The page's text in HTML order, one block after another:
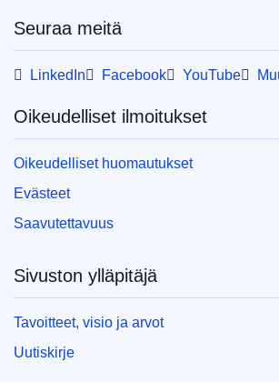
Seuraa meitä
LinkedIn Facebook YouTube
Oikeudelliset ilmoitukset
Oikeudelliset huomautukset
Evästeet
Saavutettavuus
Sivuston ylläpitäjä
Tavoitteet, visio ja arvot
Uutiskirje